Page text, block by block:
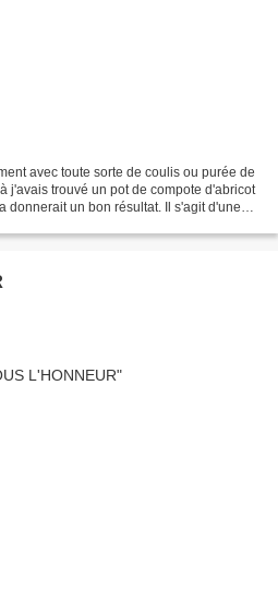
avec toute sorte de coulis ou purée de
j'avais trouvé un pot de compote d'abricot
donnerait un bon résultat. Il s'agit d'une